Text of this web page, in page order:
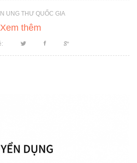
UNG THƯ QUỐC GIA
Xem thêm